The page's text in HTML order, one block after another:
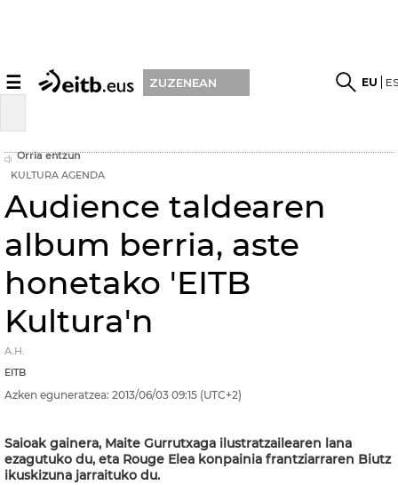
☰ ZUZENEAN EU
Orria entzun
KULTURA AGENDA
Audience taldearen
album berria, aste
honetako 'EITB
Kultura'n
A.H.
EITB
Azken eguneratzea: 2013/06/03 09:15 (UTC+2)
Saioak gainera, Maite Gurrutxaga ilustratzailearen lana
ezagutuko du, eta Rouge Elea konpainia frantziarraren Biutz
ikuskizuna jarraituko du.